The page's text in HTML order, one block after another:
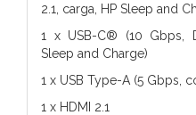
2.1, carga, HP Sleep and
1 x USB-C® (10 Gbps,
Sleep and Charge)
1 x USB Type-A (5 Gbps,
1 x HDMI 2.1